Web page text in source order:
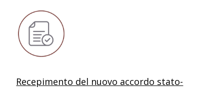
Recepimento del nuovo accordo stato-